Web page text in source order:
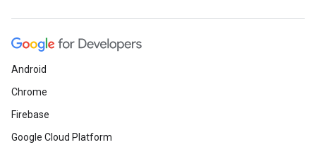
Android
Chrome
Firebase
Google Cloud Platform